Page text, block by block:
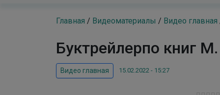
Главная / Видеоматериалы / Видео главная
Буктрейлерпо книг
Видео главная 15.02.2022 - 15:27